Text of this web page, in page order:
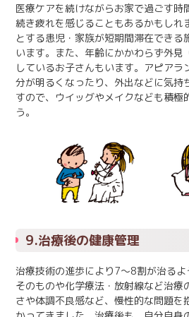
医療ケアを続けながらお家で過ごす時
続き疲れを感じることもあるかもしれ
とする患児・家族が短期間滞在できる
います。また、年齢にかかわらず外見
しているお子さんもいます。アピアラ
分が明るくなったり、外出などに気持
すので、ウイッグやメイクなども積極
う。
9.治療後の健康管理
治療技術の進歩により7～8割が治る
そのものや化学療法・放射線など治療
さや体調不良感など、慢性的な問題を